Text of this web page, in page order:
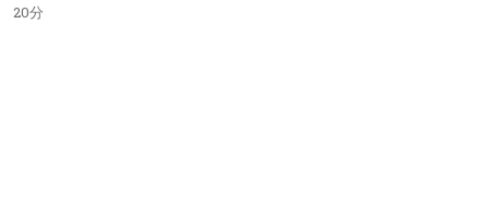
20分